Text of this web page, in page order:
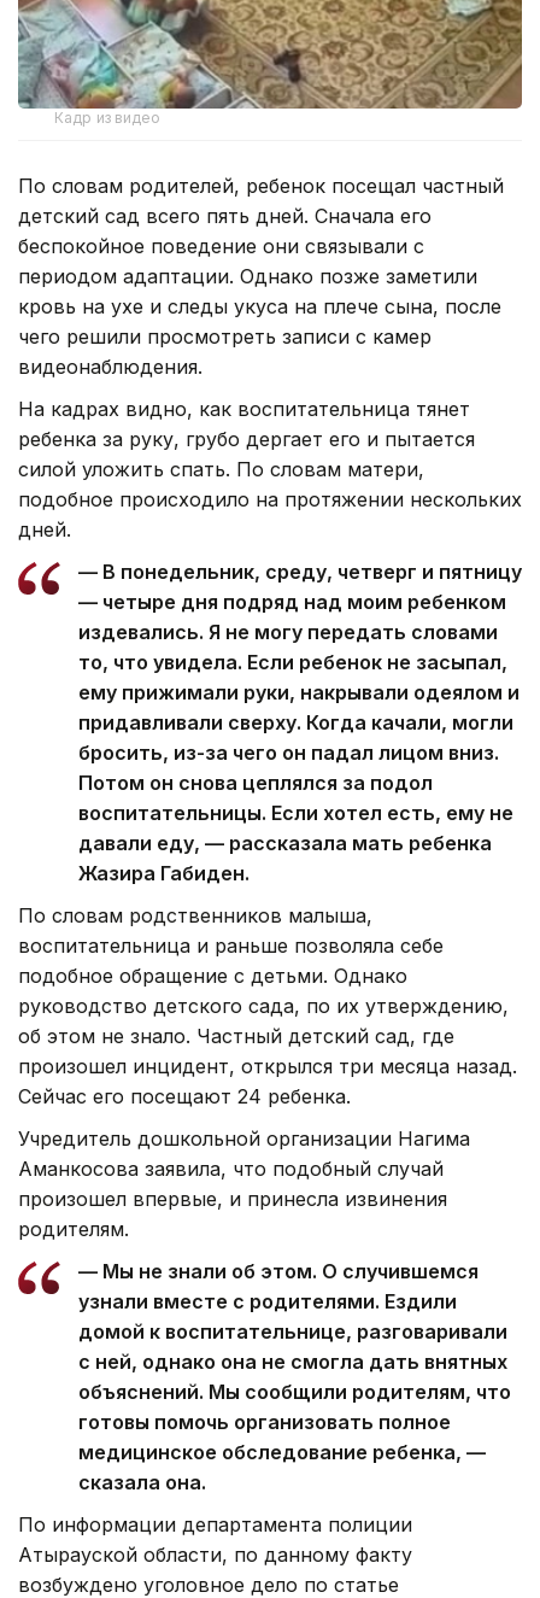
Кадр из видео
По словам родителей, ребенок посещал частный
детский сад всего пять дней. Сначала его
беспокойное поведение они связывали с
периодом адаптации. Однако позже заметили
кровь на ухе и следы укуса на плече сына, после
чего решили просмотреть записи с камер
видеонаблюдения.
На кадрах видно, как воспитательница тянет
ребенка за руку, грубо дергает его и пытается
силой уложить спать. По словам матери,
подобное происходило на протяжении нескольких
дней.
— В понедельник, среду, четверг и пятницу
— четыре дня подряд над моим ребенком
издевались. Я не могу передать словами
то, что увидела. Если ребенок не засыпал,
ему прижимали руки, накрывали одеялом и
придавливали сверху. Когда качали, могли
бросить, из-за чего он падал лицом вниз.
Потом он снова цеплялся за подол
воспитательницы. Если хотел есть, ему не
давали еду, — рассказала мать ребенка
Жазира Габиден.
По словам родственников малыша,
воспитательница и раньше позволяла себе
подобное обращение с детьми. Однако
руководство детского сада, по их утверждению,
об этом не знало. Частный детский сад, где
произошел инцидент, открылся три месяца назад.
Сейчас его посещают 24 ребенка.
Учредитель дошкольной организации Нагима
Аманкосова заявила, что подобный случай
произошел впервые, и принесла извинения
родителям.
— Мы не знали об этом. О случившемся
узнали вместе с родителями. Ездили
домой к воспитательнице, разговаривали
с ней, однако она не смогла дать внятных
объяснений. Мы сообщили родителям, что
готовы помочь организовать полное
медицинское обследование ребенка, —
сказала она.
По информации департамента полиции
Атырауской области, по данному факту
возбуждено уголовное дело по статье